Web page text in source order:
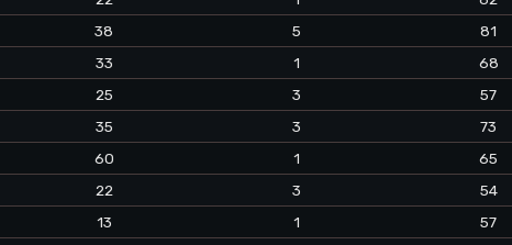
38 5 81
33 1 68
25 3 57
35 3 73
60 1 65
22 3 54
13 1 57